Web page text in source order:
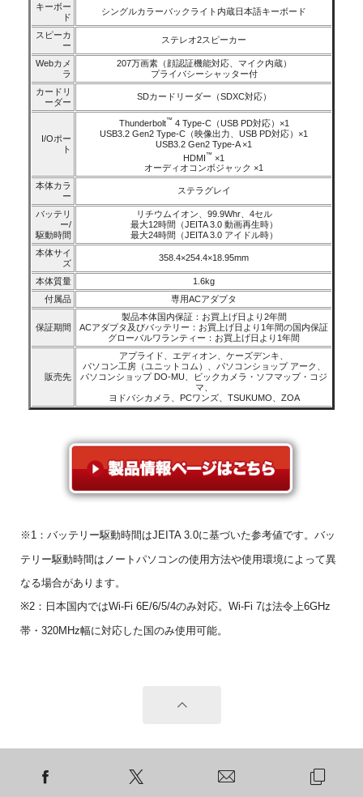
キーボー
ド
シングルカラーバックライト内蔵日本語キーボード
スピーカ
ー
ステレオ2スピーカー
Webカメ
ラ
207万画素（顔認証機能対応、マイク内蔵）
プライバシーシャッター付
カードリ
ーダー
SDカードリーダー（SDXC対応）
I/Oポー
ト
Thunderbolt™ 4 Type-C（USB PD対応）×1
USB3.2 Gen2 Type-C（映像出力、USB PD対応）×1
USB3.2 Gen2 Type-A ×1
HDMI™ ×1
オーディオコンボジャック ×1
本体カラ
ー
ステラグレイ
バッテリ
ー/
駆動時間
リチウムイオン、99.9Whr、4セル
最大12時間（JEITA 3.0 動画再生時）
最大24時間（JEITA 3.0 アイドル時）
本体サイ
ズ
358.4×254.4×18.95mm
本体質量
1.6kg
付属品
専用ACアダプタ
保証期間
製品本体国内保証：お買上げ日より2年間
ACアダプタ及びバッテリー：お買上げ日より1年間の国内保証
グローバルワランティー：お買上げ日より1年間
販売先
アプライド、エディオン、ケーズデンキ、
パソコン工房（ユニットコム）、パソコンショップ アーク、
パソコンショップ DO-MU、ビックカメラ・ソフマップ・コジ
マ、
ヨドバシカメラ、PCワンズ、TSUKUMO、ZOA
※1：バッテリー駆動時間はJEITA 3.0に基づいた参考値です。バッ
テリー駆動時間はノートパソコンの使用方法や使用環境によって異
なる場合があります。
※2：日本国内ではWi-Fi 6E/6/5/4のみ対応。Wi-Fi 7は法令上6GHz
帯・320MHz幅に対応した国のみ使用可能。